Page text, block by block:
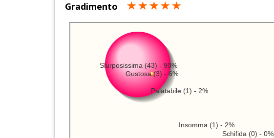
Gradimento
Slurposissima (43) - 90%
Gustosa (3) - 6%
Insomma (1) - 2%
Palatabile (1) - 2%
Schifida (0) - 0%